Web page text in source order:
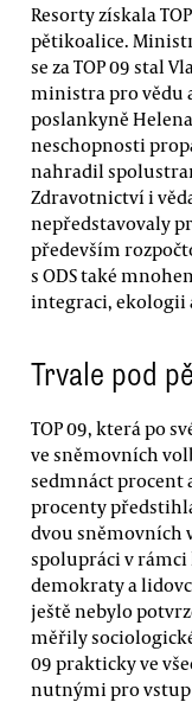
Resorty získala
pětikoalice.
se za TOP 09 stal
ministra pro vědu
poslankyně
neschopnosti
nahradil
Zdravotnictví i
nepředstavovaly
především
s ODS také
integraci, ekologii
Trvale pod
TOP 09, která po
ve sněmovních
sedmnáct procent
procenty
dvou sněmovních
spolupráci v rámci
demokraty a
ještě nebylo
měřily
09 prakticky ve
nutnými pro vstup